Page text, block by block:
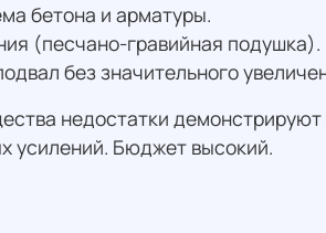
бетона и арматуры.
(песчано-гравийная подушка).
без значительного
недостатки
усилений. Бюджет высокий.